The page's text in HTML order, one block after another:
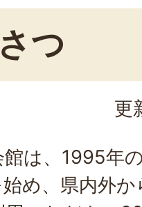
つ
更
は、1995年
め、県内外